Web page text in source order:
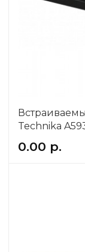
Technika
0.00 р.